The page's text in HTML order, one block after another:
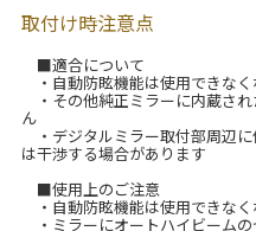
取付け時注意点
■適合について
・自動防眩機能は使用できなく
・その他純正ミラーに内蔵さ
ん
・デジタルミラー取付部周辺
は干渉する場合があります
■使用上のご注意
・自動防眩機能は使用できなく
・ミラーにオートハイビーム